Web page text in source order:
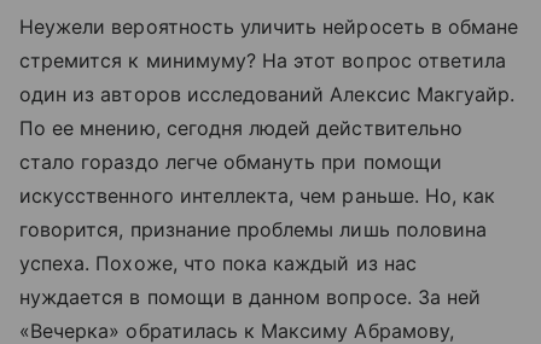
Неужели вероятность уличить нейросеть в обмане
стремится к минимуму? На этот вопрос ответила
один из авторов исследований Алексис Макгуайр.
По ее мнению, сегодня людей действительно
стало гораздо легче обмануть при помощи
искусственного интеллекта, чем раньше. Но, как
говорится, признание проблемы лишь половина
успеха. Похоже, что пока каждый из нас
нуждается в помощи в данном вопросе. За ней
«Вечерка» обратилась к Максиму Абрамову,